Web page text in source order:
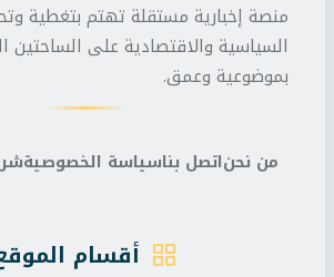
منصة إخبارية مستقلة تهتم بتغطية
السياسية والاقتصادية على الساحتين
بموضوعية وعمق.
من نحناتصل بناسياسة الخصوصية
أقسام